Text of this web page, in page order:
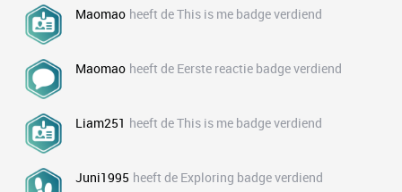
Maomao heeft de This is me badge verdiend
Maomao heeft de Eerste reactie badge verdiend
Liam251 heeft de This is me badge verdiend
Juni1995 heeft de Exploring badge verdiend